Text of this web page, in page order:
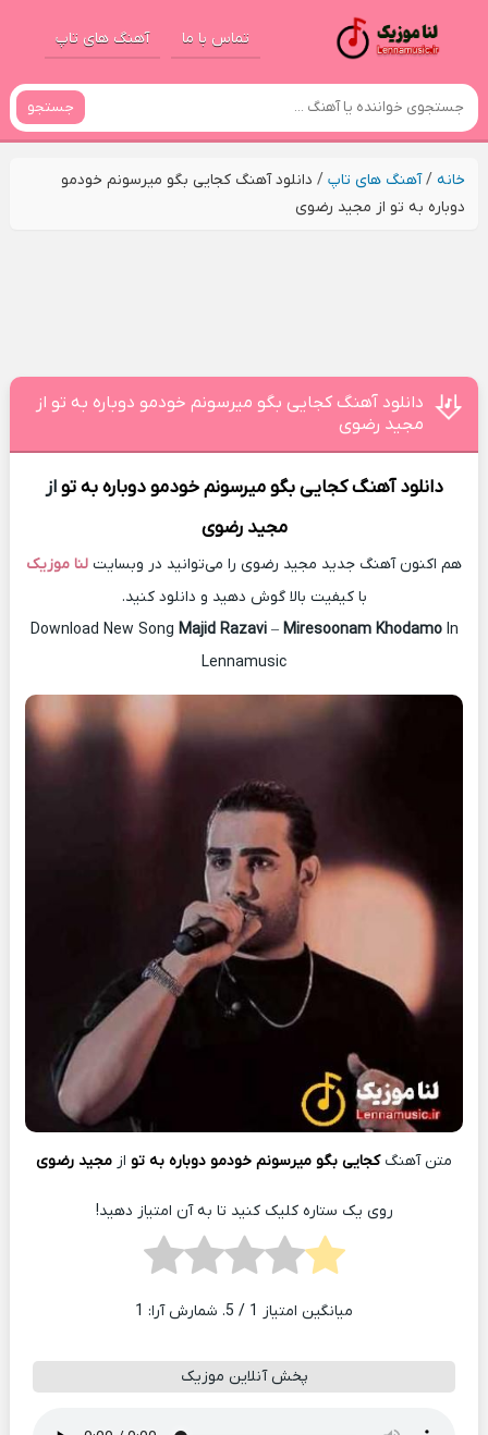
تماس با ما آهنگ های تاپ
جستجو
خانه/آهنگ های تاپ/ دانلود آهنگ کجایی بگو میرسونم خودمو
دوباره به تو از مجید رضوی
دانلود آهنگ کجایی بگو میرسونم خودمو دوباره به تو از
مجید رضوی
دانلود آهنگ کجایی بگو میرسونم خودمو دوباره به تواز
مجید رضوی
هم اکنون آهنگ جدید مجید رضوی را می‌توانید در وبسایت لنا موزیک
با کیفیت بالا گوش دهید و دانلود کنید.
Download New Song Majid Razavi– Miresoonam KhodamoIn
Lennamusic
متن آهنگکجایی بگو میرسونم خودمو دوباره به تو از مجید رضوی
روی یک ستاره کلیک کنید تا به آن امتیاز دهید!
میانگین امتیاز 1 / 5. شمارش آرا: 1
پخش آنلاین موزیک